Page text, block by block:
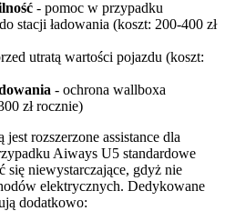
- pomoc w przypadku
stacji ładowania (koszt: 200-400 zł
utratą wartości pojazdu (koszt:
- ochrona wallboxa
zł rocznie)
rozszerzone assistance dla
Aiways U5 standardowe
się niewystarczające, gdyż nie
elektrycznych. Dedykowane
dodatkowo: